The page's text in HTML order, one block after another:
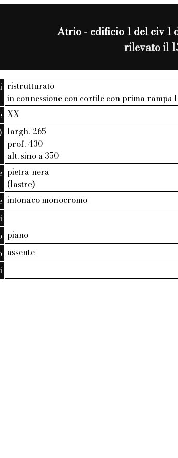
Atrio - edificio 1 del civ 1
rilevato il
ristrutturato
in connessione con cortile con prima rampa
XX
largh. 265
prof. 430
alt. sino a 350
pietra nera
(lastre)
intonaco monocromo
piano
assente